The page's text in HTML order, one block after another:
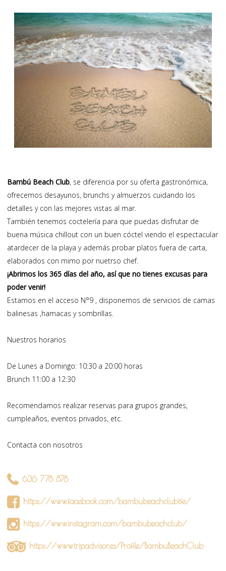
Bambú Beach Club, se diferencia por su oferta gastronómica,
ofrecemos desayunos, brunchs y almuerzos cuidando los
detalles y con las mejores vistas al mar.
También tenemos coctelería para que puedas disfrutar de
buena música chillout con un buen cóctel viendo el espectacular
atardecer de la playa y además probar platos fuera de carta,
elaborados con mimo por nuetrso chef.
¡Abrimos los 365 días del año, así que no tienes excusas para
poder venir!
Estamos en el acceso N°9 , disponemos de servicios de camas
balinesas ,hamacas y sombrillas.
Nuestros horarios
De Lunes a Domingo: 10:30 a 20:00 horas
Brunch 11:00 a 12:30
Recomendamos realizar reservas para grupos grandes,
cumpleaños, eventos privados, etc.
Contacta con nosotros
636 778 878
https://www.facebook.com/bambubeachclubtfe/
https://www.instagram.com/bambubeachclub/
https://www.tripadvisor.es/Profile/BambuBeachClub